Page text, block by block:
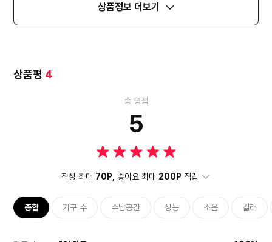
상품정보 더보기
상품평 4
총 평점
5
작성 최대 70P , 좋아요 최대 200P 적립
종합 가구 수 수납공간 성능 소음 컬러